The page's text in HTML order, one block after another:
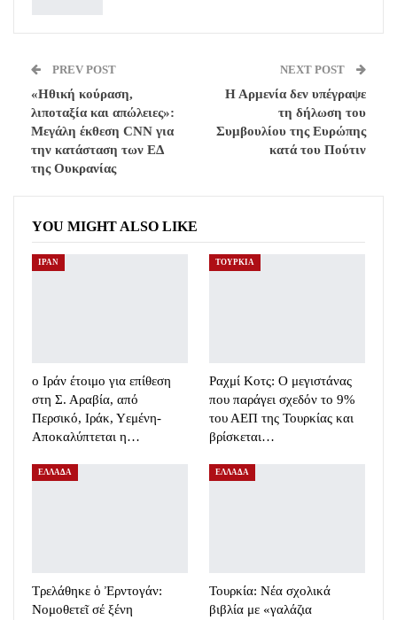
PREV POST
«Ηθική κούραση,
λιποταξία και απώλειες»:
Μεγάλη έκθεση CNN για
την κατάσταση των ΕΔ
της Ουκρανίας
NEXT POST
Η Αρμενία δεν υπέγραψε
τη δήλωση του
Συμβουλίου της Ευρώπης
κατά του Πούτιν
YOU MIGHT ALSO LIKE
ΙΡΑΝ
o Ιράν έτοιμο για επίθεση
στη Σ. Αραβία, από
Περσικό, Ιράκ, Υεμένη-
Αποκαλύπτεται η…
ΤΟΥΡΚΙΑ
Ραχμί Κοτς: Ο μεγιστάνας
που παράγει σχεδόν το 9%
του ΑΕΠ της Τουρκίας και
βρίσκεται…
ΕΛΛΑΔΑ
Τρελάθηκε ὁ Ἐρντογάν:
Νομοθετεῖ σέ ξένη
ΕΛΛΑΔΑ
Τουρκία: Νέα σχολικά
βιβλία με «γαλάζια